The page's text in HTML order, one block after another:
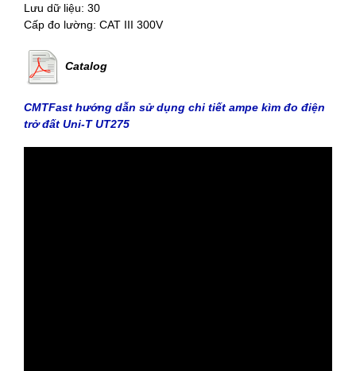
Lưu dữ liệu: 30
Cấp đo lường: CAT III 300V
Catalog
CMTFast hướng dẫn sử dụng chi tiết ampe kìm đo điện
trở đất Uni-T UT275